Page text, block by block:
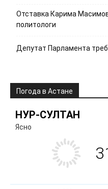
Отставка Карима
политологи
Депутат Парламента
Погода в Астане
НУР-СУЛТАН
Ясно